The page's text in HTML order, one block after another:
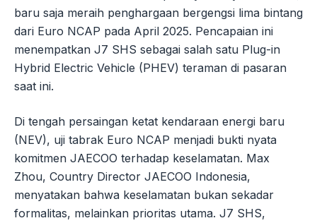
baru saja meraih penghargaan bergengsi lima bintang
dari Euro NCAP pada April 2025. Pencapaian ini
menempatkan J7 SHS sebagai salah satu Plug-in
Hybrid Electric Vehicle (PHEV) teraman di pasaran
saat ini.
Di tengah persaingan ketat kendaraan energi baru
(NEV), uji tabrak Euro NCAP menjadi bukti nyata
komitmen JAECOO terhadap keselamatan. Max
Zhou, Country Director JAECOO Indonesia,
menyatakan bahwa keselamatan bukan sekadar
formalitas, melainkan prioritas utama. J7 SHS,